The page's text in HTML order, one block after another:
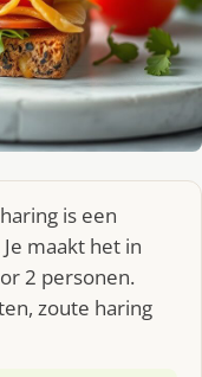
is een
maakt het in
2 personen.
zoute haring